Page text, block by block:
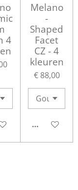
4
Melano
-
Shaped
Facet
CZ - 4
kleuren
€ 88,00
IN